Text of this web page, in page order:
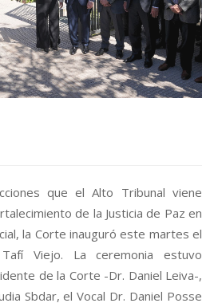
que el Alto Tribunal viene
de la Justicia de Paz en
la Corte inauguró este martes el
Viejo. La ceremonia estuvo
de la Corte -Dr. Daniel Leiva-,
Sbdar, el Vocal Dr. Daniel Posse